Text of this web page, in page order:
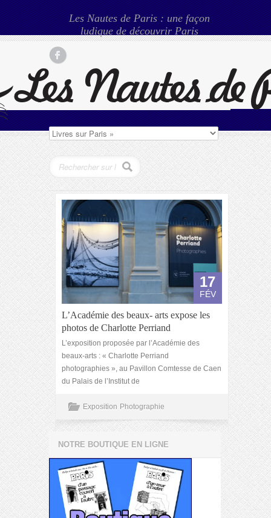
Les Nautes de Paris : une façon
ludique de découvrir Paris
17
FÉV
L’Académie des beaux- arts expose les
photos de Charlotte Perriand
L’exposition proposée par l’Académie des
beaux-arts : « Charlotte Perriand
photographies », au Pavillon Comtesse de Caen
du Palais de l’Institut de
Exposition Photographie
NOTRE BOUTIQUE EN LIGNE